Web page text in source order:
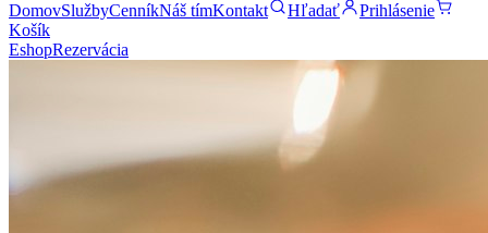
DomovSlužbyCenníkNáš tímKontakt Hľadať
Prihlásenie
Košík
EshopRezervácia